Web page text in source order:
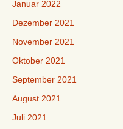
Januar 2022
Dezember 2021
November 2021
Oktober 2021
September 2021
August 2021
Juli 2021